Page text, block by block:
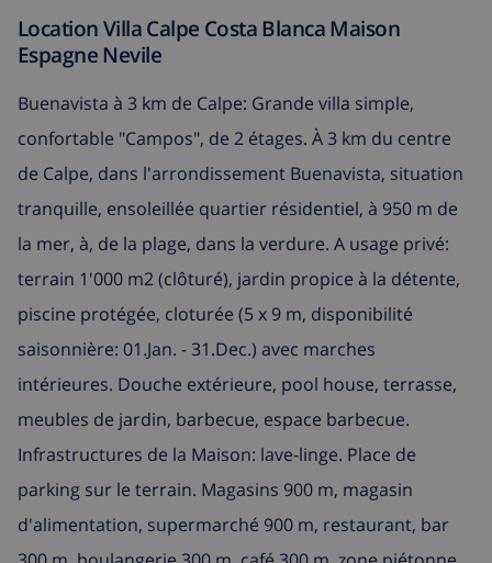
Location Villa Calpe Costa Blanca Maison
Espagne Nevile
Buenavista à 3 km de Calpe: Grande villa simple,
confortable "Campos", de 2 étages. À 3 km du centre
de Calpe, dans l'arrondissement Buenavista, situation
tranquille, ensoleillée quartier résidentiel, à 950 m de
la mer, à, de la plage, dans la verdure. A usage privé:
terrain 1'000 m2 (clôturé), jardin propice à la détente,
piscine protégée, cloturée (5 x 9 m, disponibilité
saisonnière: 01.Jan. - 31.Dec.) avec marches
intérieures. Douche extérieure, pool house, terrasse,
meubles de jardin, barbecue, espace barbecue.
Infrastructures de la Maison: lave-linge. Place de
parking sur le terrain. Magasins 900 m, magasin
d'alimentation, supermarché 900 m, restaurant, bar